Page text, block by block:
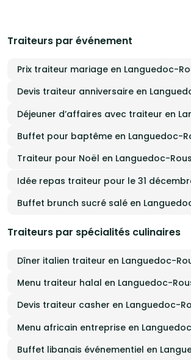
Traiteurs par événement
Prix traiteur mariage en Languedoc-
Devis traiteur anniversaire en
Buffet pour baptême en Languedoc-
Traiteur pour Noël en Languedoc-
Buffet brunch sucré salé en
Traiteurs par spécialités culinaires
Dîner italien traiteur en Languedoc-
Menu traiteur halal en Languedoc-
Devis traiteur casher en Languedoc-
Menu africain entreprise en